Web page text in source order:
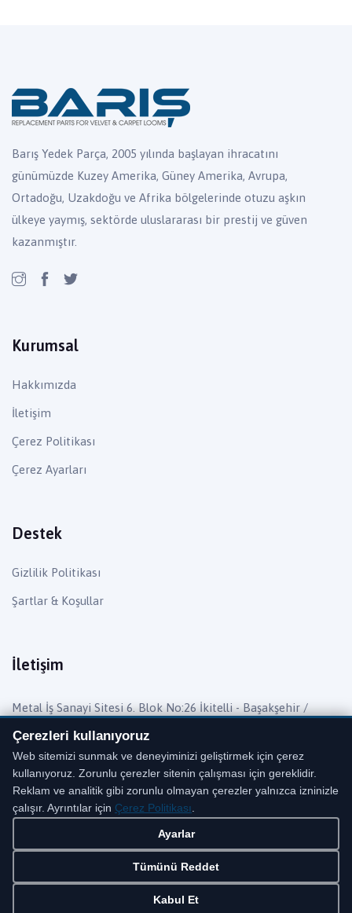
Barış Yedek Parça, 2005 yılında başlayan ihracatını
günümüzde Kuzey Amerika, Güney Amerika, Avrupa,
Ortadoğu, Uzakdoğu ve Afrika bölgelerinde otuzu aşkın
ülkeye yaymış, sektörde uluslararası bir prestij ve güven
kazanmıştır.
Kurumsal
Hakkımızda
İletişim
Çerez Politikası
Çerez Ayarları
Destek
Gizlilik Politikası
Şartlar & Koşullar
İletişim
Metal İş Sanayi Sitesi 6. Blok No:26 İkitelli - Başakşehir /
Telefon: 0 (212) 482 27 55
Mail: info@barisyedekparca.com.tr
Copyright © 2020 BARIŞ YEDEK PARÇA San. Ltd. Şti. Tüm hakları
saklıdır. |AloraNET
Çerezleri kullanıyoruz
Web sitemizi sunmak ve deneyiminizi geliştirmek için çerez
kullanıyoruz. Zorunlu çerezler sitenin çalışması için gereklidir.
Reklam ve analitik gibi zorunlu olmayan çerezler yalnızca izninizle
çalışır. Ayrıntılar için Çerez Politikası.
Ayarlar
Tümünü Reddet
Kabul Et